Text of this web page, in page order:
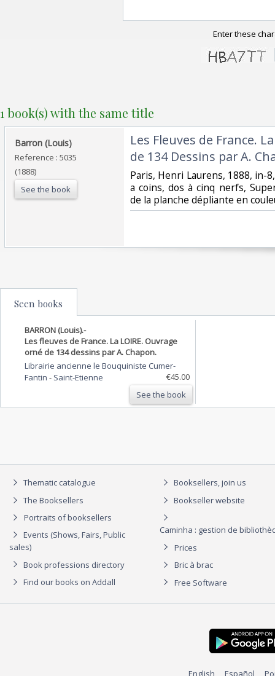
Enter these
1 book(s) with the same title
‎Barron (Louis)‎
Reference : 5035
(1888)
See the book
‎Les Fleuves de France.
de 134 Dessins par A.
‎Paris, Henri Laurens, 1888, in-
a coins, dos à cinq nerfs,
de la planche dépliante en
Seen books
BARRON (Louis).-
Les fleuves de France. La LOIRE. Ouvrage
orné de 134 dessins par A. Chapon.
Librairie ancienne le Bouquiniste Cumer-
Fantin - Saint-Etienne
€45.00
See the book
Thematic catalogue
The Booksellers
Portraits of booksellers
Events (Shows, Fairs, Public
sales)
Book professions directory
Find our books on Addall
Booksellers, join us
Bookseller website
Caminha : gestion de
Prices
Bric à brac
Free Software
English Español